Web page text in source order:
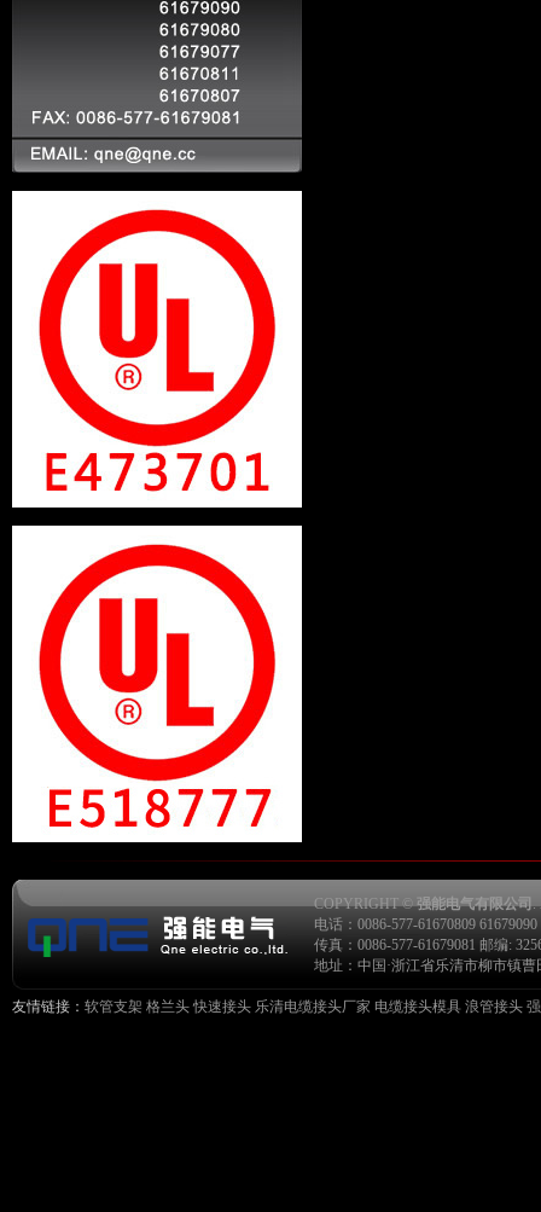
COPYRIGHT ©强能电气有限公司.
电话：0086-577-61670809
传真：0086-577-61679081 邮编:
地址：中国·浙江省乐清市柳市镇
友情链接： 软管支架 格兰头 快速接头 乐清电缆接头厂家 电缆接头模具 浪管接头